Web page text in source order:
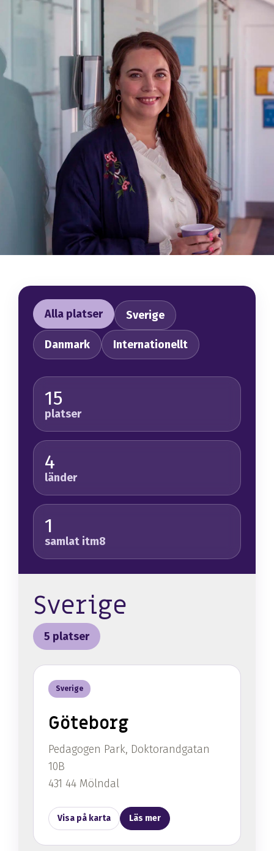
Alla platser Sverige
Danmark Internationellt
15
platser
4
länder
1
samlat itm8
Sverige
5 platser
Sverige
Göteborg
Pedagogen Park, Doktorandgatan
10B
431 44 Mölndal
Visa på karta Läs mer